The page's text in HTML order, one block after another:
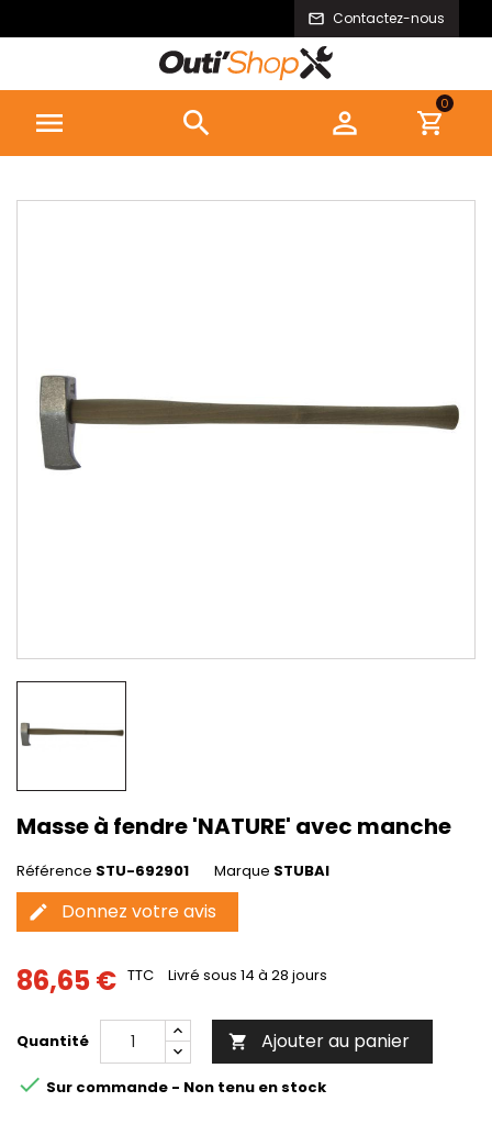
Contactez-nous
  
0
Masse à fendre 'NATURE' avec manche
Référence STU-692901 Marque STUBAI
edit Donnez votre avis
86,65 € TTC Livré sous 14 à 28 jours
Quantité  Ajouter au panier
 Sur commande - Non tenu en stock